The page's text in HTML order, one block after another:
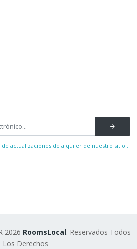
actualizaciones de alquiler de nuestro sitio...
2026 RoomsLocal. Reservados Todos
Los Derechos